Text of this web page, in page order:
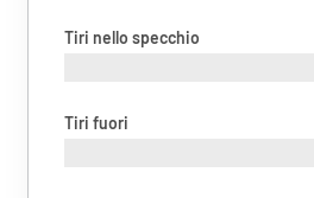
Tiri nello specchio
Tiri fuori